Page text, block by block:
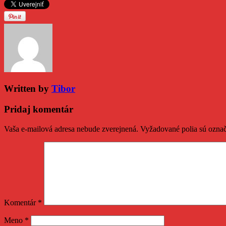
Written by Tibor
Pridaj komentár
Vaša e-mailová adresa nebude zverejnená. Vyžadované polia sú
Komentár *
Meno *